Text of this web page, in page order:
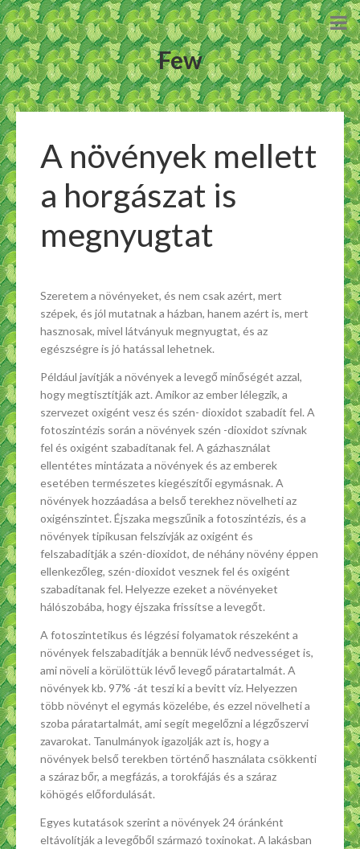
Few
A növények mellett
a horgászat is
megnyugtat
Szeretem a növényeket, és nem csak azért, mert
szépek, és jól mutatnak a házban, hanem azért is, mert
hasznosak, mivel látványuk megnyugtat, és az
egészségre is jó hatással lehetnek.
Például javítják a növények a levegő minőségét azzal,
hogy megtisztítják azt. Amikor az ember lélegzik, a
szervezet oxigént vesz és szén- dioxidot szabadít fel. A
fotoszintézis során a növények szén -dioxidot szívnak
fel és oxigént szabadítanak fel. A gázhasználat
ellentétes mintázata a növények és az emberek
esetében természetes kiegészítői egymásnak. A
növények hozzáadása a belső terekhez növelheti az
oxigénszintet. Éjszaka megszűnik a fotoszintézis, és a
növények tipikusan felszívják az oxigént és
felszabadítják a szén-dioxidot, de néhány növény éppen
ellenkezőleg, szén-dioxidot vesznek fel és oxigént
szabadítanak fel. Helyezze ezeket a növényeket
hálószobába, hogy éjszaka frissítse a levegőt.
A fotoszintetikus és légzési folyamatok részeként a
növények felszabadítják a bennük lévő nedvességet is,
ami növeli a körülöttük lévő levegő páratartalmát. A
növények kb. 97% -át teszi ki a bevitt víz. Helyezzen
több növényt el egymás közelébe, és ezzel növelheti a
szoba páratartalmát, ami segít megelőzni a légzőszervi
zavarokat. Tanulmányok igazolják azt is, hogy a
növények belső terekben történő használata csökkenti
a száraz bőr, a megfázás, a torokfájás és a száraz
köhögés előfordulását.
Egyes kutatások szerint a növények 24 óránként
eltávolítják a levegőből származó toxinokat. A lakásban